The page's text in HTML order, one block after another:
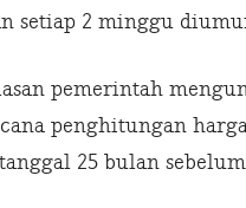
setiap 2 minggu
pemerintah
penghitungan
25 bulan